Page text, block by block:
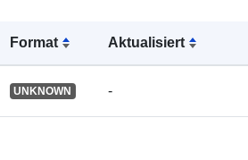
Format Aktualisiert
UNKNOWN -